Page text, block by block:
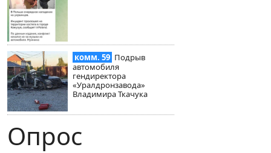
комм. 59 Подрыв
автомобиля
гендиректора
«Уралдронзавода»
Владимира Ткачука
Опрос